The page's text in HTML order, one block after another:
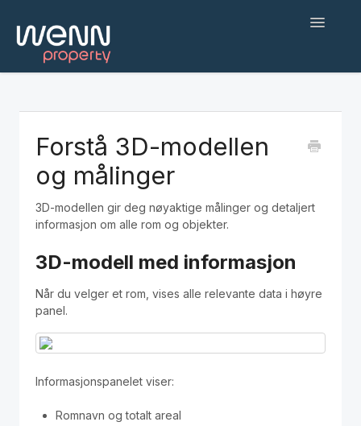
Toggle
Web applikasjon
Befaringsapp
AI-agenter og integrasjoner
Forstå 3D-modellen
og målinger
3D-modellen gir deg nøyaktige målinger og detaljert
informasjon om alle rom og objekter.
3D-modell med informasjon
Når du velger et rom, vises alle relevante data i høyre
panel.
Informasjonspanelet viser:
Romnavn og totalt areal